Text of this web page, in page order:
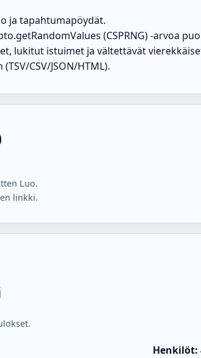
ja tapahtumapöydät.
(CSPRNG) -arvoa
lukitut istuimet ja vältettävät
CSV/JSON/HTML).
Luo.
linkki.
Henkilöt: